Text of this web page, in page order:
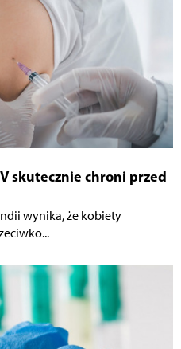
skutecznie chroni przed
wynika, że kobiety